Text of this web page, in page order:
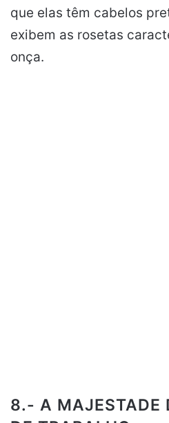
que elas têm cabelos
exibem as rosetas
onça.
8.- A MAJESTADE